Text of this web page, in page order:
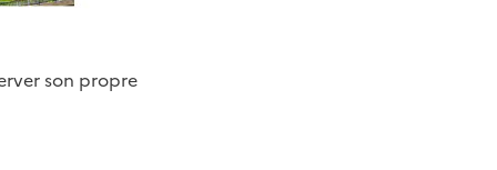
son propre